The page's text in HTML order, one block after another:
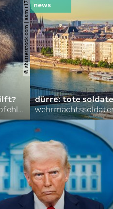
© shutterstock.com | asmit17
nordkoreas sommerliche empfehlungen
dürre: tote